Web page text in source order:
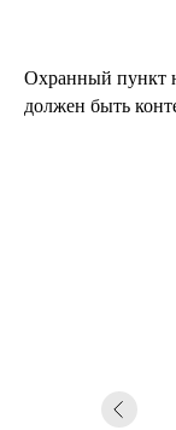
Охранный пункт
должен быть